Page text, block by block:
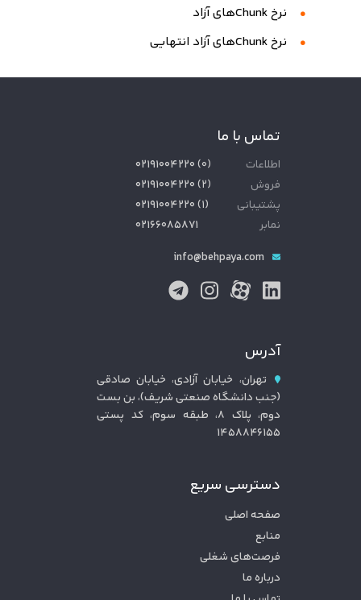
نرخ Chunkهای آزاد
نرخ Chunkهای آزاد انتهایی
تماس با ما
اطلاعات (۰)۰۲۱۹۱۰۰۴۲۲۰
فروش
(۲)۰۲۱۹۱۰۰۴۲۲۰
پشتیبانی
(۱)۰۲۱۹۱۰۰۴۲۲۰
نمابر
۰۲۱۶۶۰۸۵۸۷۱
info@behpaya.com
آدرس
تهران، خیابان آزادی، خیابان صادقی
(جنب دانشگاه صنعتی شریف)، بن بست
دوم، پلاک ۸، طبقه سوم، کد پستی
۱۴۵۸۸۴۶۱۵۵
دسترسی سریع
صفحه اصلی
منابع
فرصت‌های شغلی
درباره ما